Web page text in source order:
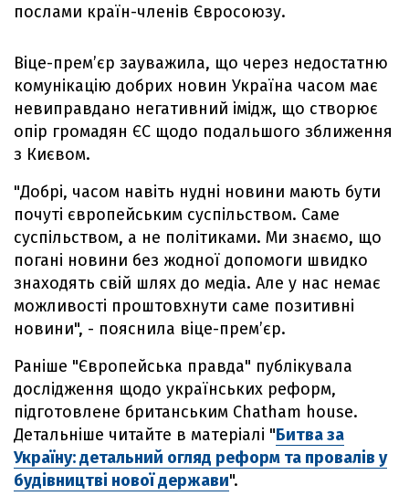
послами країн-членів Євросоюзу.
Віце-прем’єр зауважила, що через недостатню
комунікацію добрих новин Україна часом має
невиправдано негативний імідж, що створює
опір громадян ЄС щодо подальшого зближення
з Києвом.
"Добрі, часом навіть нудні новини мають бути
почуті європейським суспільством. Саме
суспільством, а не політиками. Ми знаємо, що
погані новини без жодної допомоги швидко
знаходять свій шлях до медіа. Але у нас немає
можливості проштовхнути саме позитивні
новини", - пояснила віце-прем’єр.
Раніше "Європейська правда" публікувала
дослідження щодо українських реформ,
підготовлене британським Chatham house.
Детальніше читайте в матеріалі "Битва за
Україну: детальний огляд реформ та провалів у
будівництві нової держави".